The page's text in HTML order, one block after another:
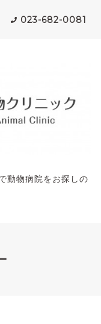
023-682-0081
動物病院をお探しの